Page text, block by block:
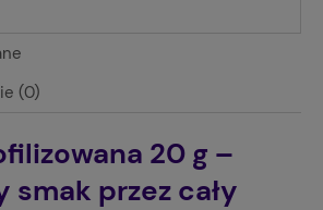
(0)
20 g –
smak przez cały